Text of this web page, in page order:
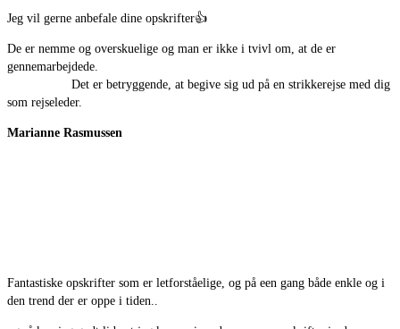
Jeg vil gerne anbefale dine opskrifter👍
De er nemme og overskuelige og man er ikke i tvivl om, at de er
gennemarbejdede.
Det er betryggende, at begive sig ud på en strikkerejse med dig
som rejseleder.
Marianne Rasmussen
Fantastiske opskrifter som er letforståelige, og på een gang både enkle og i
den trend der er oppe i tiden..